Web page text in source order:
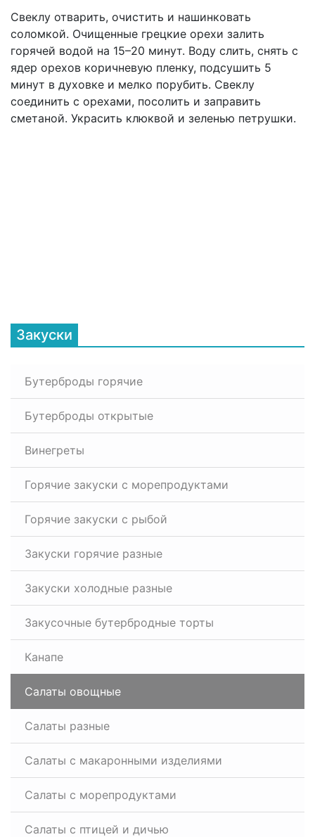
Свеклу отварить, очистить и нашинковать
соломкой. Очищенные грецкие орехи залить
горячей водой на 15–20 минут. Воду слить, снять с
ядер орехов коричневую пленку, подсушить 5
минут в духовке и мелко порубить. Свеклу
соединить с орехами, посолить и заправить
сметаной. Украсить клюквой и зеленью петрушки.
Закуски
Бутерброды горячие
Бутерброды открытые
Винегреты
Горячие закуски с морепродуктами
Горячие закуски с рыбой
Закуски горячие разные
Закуски холодные разные
Закусочные бутербродные торты
Канапе
Салаты овощные
Салаты разные
Салаты с макаронными изделиями
Салаты с морепродуктами
Салаты с птицей и дичью